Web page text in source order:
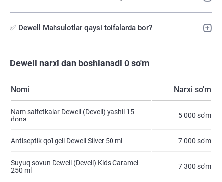
✅ Dewell Mahsulotlar qaysi toifalarda bor?
Dewell narxi dan boshlanadi 0 so'm
Nomi Narxi so'm
Nam salfetkalar Dewell (Devell) yashil 15
dona.
5 000 so'm
Antiseptik qo'l geli Dewell Silver 50 ml 7 000 so'm
Suyuq sovun Dewell (Devell) Kids Caramel
250 ml
7 300 so'm